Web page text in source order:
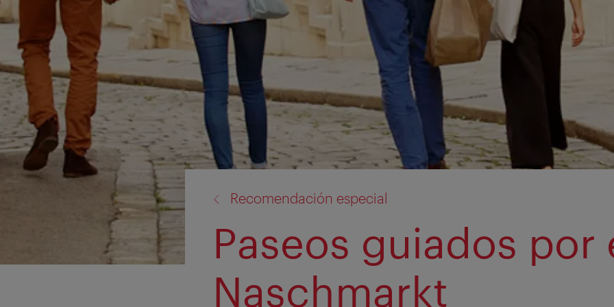
Recomendación especial
Paseos guiados por
Naschmarkt